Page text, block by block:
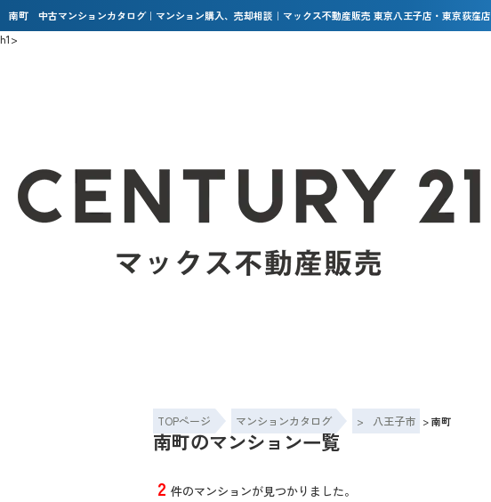
南町 中古マンションカタログ｜マンション購入、売却相談｜マックス不動産販売 東京八王子店・東京荻窪店
h1>
TOPページ
マンションカタログ > 八王子市 >南町
南町のマンション一覧
2 件のマンションが見つかりました。